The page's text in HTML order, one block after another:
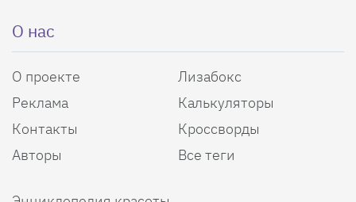
О нас
О проекте
Реклама
Контакты
Авторы
Лизабокс
Калькуляторы
Кроссворды
Все теги